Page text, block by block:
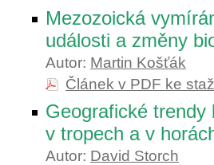
Mezozoická
události a změny
Autor: Martin Košťák
Článek v PDF ke
Geografické trendy
v tropech a v
Autor: David Storch